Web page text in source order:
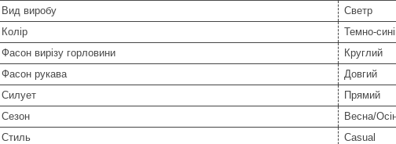
Вид виробу
Светр
Колір
Темно-
Фасон вирізу горловини
Круглий
Фасон рукава
Довгий
Силует
Прямий
Сезон
Весна/
Стиль
Casual